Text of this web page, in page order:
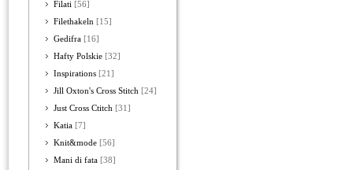
Filati [56]
Filethakeln [15]
Gedifra [16]
Hafty Polskie [32]
Inspirations [21]
Jill Oxton's Cross Stitch [24]
Just Cross Ctitch [31]
Katia [7]
Knit&mode [56]
Mani di fata [38]